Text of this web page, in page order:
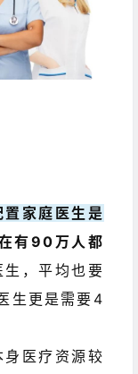
家庭医生是
有90万人都
，平均也要
生更是需要4
医疗资源较